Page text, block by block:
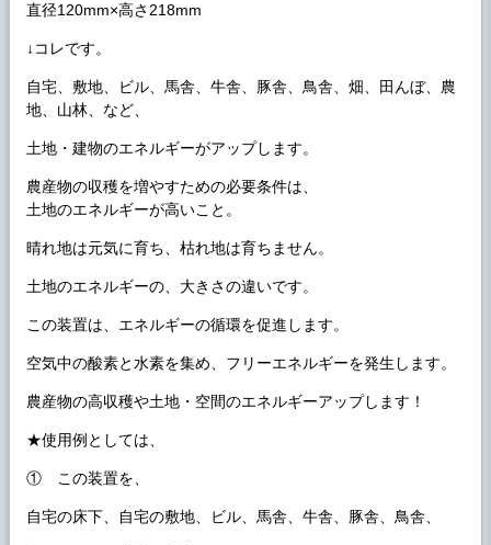
直径120mm×高さ218mm
↓コレです。
自宅、敷地、ビル、馬舎、牛舎、豚舎、鳥舎、畑、田んぼ、農
地、山林、など、
土地・建物のエネルギーがアップします。
農産物の収穫を増やすための必要条件は、
土地のエネルギーが高いこと。
晴れ地は元気に育ち、枯れ地は育ちません。
土地のエネルギーの、大きさの違いです。
この装置は、エネルギーの循環を促進します。
空気中の酸素と水素を集め、フリーエネルギーを発生します。
農産物の高収穫や土地・空間のエネルギーアップします！
★使用例としては、
① この装置を、
自宅の床下、自宅の敷地、ビル、馬舎、牛舎、豚舎、鳥舎、